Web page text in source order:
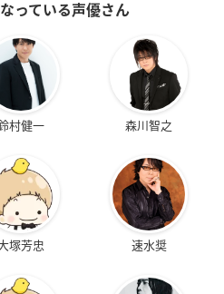
っている声優さん
村健一 森川智之
塚芳忠 速水奨